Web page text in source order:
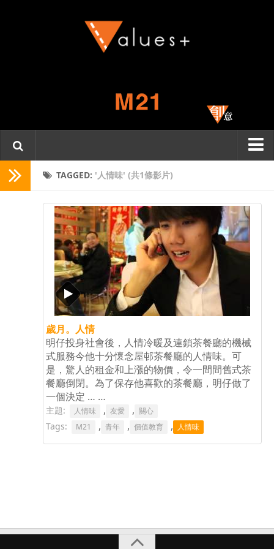
主頁
關於我們
一分鐘．一份情
TAGGED: '人情味' (共1條影片)
歲月。人情
明仔投身社會後，人情冷暖及連鎖茶餐廳的機械
式服務今他十分懷念屋邨茶餐廳的人情味。可
是，驚人的租金和上漲的物價，令一間間舊式茶
餐廳倒閉。為了保存他喜歡的茶餐廳，明仔做了
一個決定 … …
主題: 人情味 , 友愛 , 關心
Tags: M21 , 青年 , 價值教育 , 人情味